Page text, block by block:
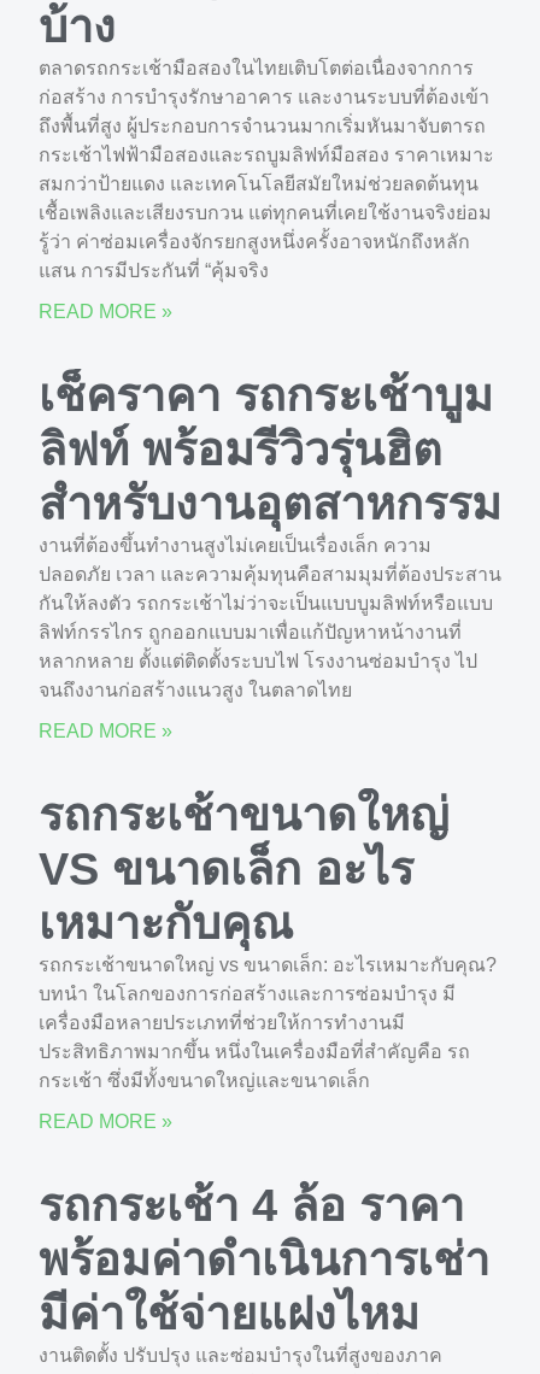
บ้าง
ตลาดรถกระเช้ามือสองในไทยเติบโตต่อเนื่องจากการ
ก่อสร้าง การบำรุงรักษาอาคาร และงานระบบที่ต้องเข้า
ถึงพื้นที่สูง ผู้ประกอบการจำนวนมากเริ่มหันมาจับตารถ
กระเช้าไฟฟ้ามือสองและรถบูมลิฟท์มือสอง ราคาเหมาะ
สมกว่าป้ายแดง และเทคโนโลยีสมัยใหม่ช่วยลดต้นทุน
เชื้อเพลิงและเสียงรบกวน แต่ทุกคนที่เคยใช้งานจริงย่อม
รู้ว่า ค่าซ่อมเครื่องจักรยกสูงหนึ่งครั้งอาจหนักถึงหลัก
แสน การมีประกันที่ “คุ้มจริง
READ MORE »
เช็คราคา รถกระเช้าบูม
ลิฟท์ พร้อมรีวิวรุ่นฮิต
สำหรับงานอุตสาหกรรม
งานที่ต้องขึ้นทำงานสูงไม่เคยเป็นเรื่องเล็ก ความ
ปลอดภัย เวลา และความคุ้มทุนคือสามมุมที่ต้องประสาน
กันให้ลงตัว รถกระเช้าไม่ว่าจะเป็นแบบบูมลิฟท์หรือแบบ
ลิฟท์กรรไกร ถูกออกแบบมาเพื่อแก้ปัญหาหน้างานที่
หลากหลาย ตั้งแต่ติดตั้งระบบไฟ โรงงานซ่อมบำรุง ไป
จนถึงงานก่อสร้างแนวสูง ในตลาดไทย
READ MORE »
รถกระเช้าขนาดใหญ่
VS ขนาดเล็ก อะไร
เหมาะกับคุณ
รถกระเช้าขนาดใหญ่ vs ขนาดเล็ก: อะไรเหมาะกับคุณ?
บทนำ ในโลกของการก่อสร้างและการซ่อมบำรุง มี
เครื่องมือหลายประเภทที่ช่วยให้การทำงานมี
ประสิทธิภาพมากขึ้น หนึ่งในเครื่องมือที่สำคัญคือ รถ
กระเช้า ซึ่งมีทั้งขนาดใหญ่และขนาดเล็ก
READ MORE »
รถกระเช้า 4 ล้อ ราคา
พร้อมค่าดำเนินการเช่า
มีค่าใช้จ่ายแฝงไหม
งานติดตั้ง ปรับปรุง และซ่อมบำรุงในที่สูงของภาค